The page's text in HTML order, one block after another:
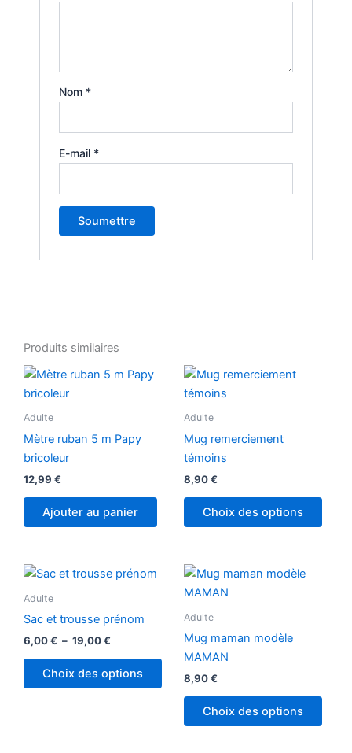
Nom *
E-mail *
Produits similaires
Adulte
Mètre ruban 5 m Papy
bricoleur
12,99 €
Ajouter au panier
Adulte
Mug remerciement
témoins
8,90€
Choix des options
Adulte
Sac et trousse prénom
6,00€ – 19,00€
Plage
de
à
Choix des options
produit
variations.
options
peuvent
Adulte
Mug maman modèle
MAMAN
8,90€
Choix des options